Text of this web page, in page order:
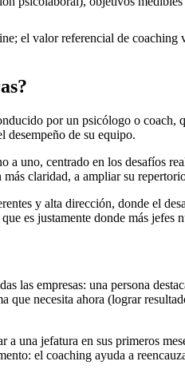
el valor referencial de
por un psicólogo o coach,
desempeño de su equipo.
uno, centrado en los desafíos
claridad, a ampliar su
y alta dirección, donde el
es justamente donde más jefes
las empresas: una persona
necesita ahora (lograr
jefatura en sus primeros
el coaching ayuda a